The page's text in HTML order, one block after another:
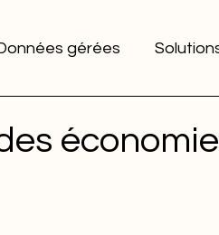
gérées